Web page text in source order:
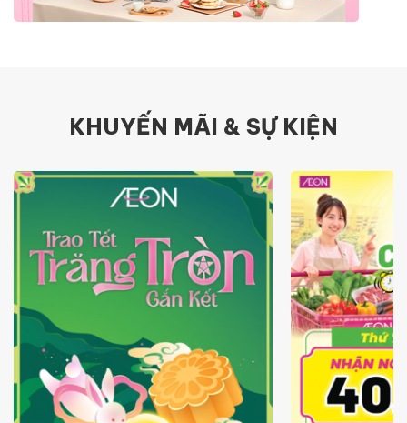
KHUYẾN MÃI & SỰ KIỆN